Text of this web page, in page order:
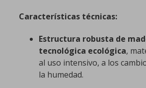
Características técnicas:
Estructura robusta de
tecnológica ecológica,
al uso intensivo, a los
la humedad.